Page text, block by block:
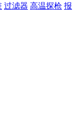
过滤器 高温探枪 报